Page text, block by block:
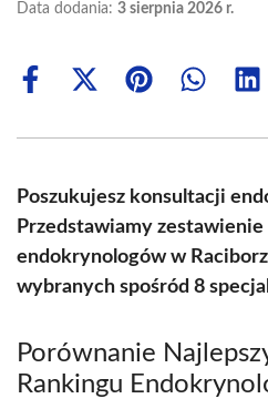
Data dodania: 3 sierpnia 2026 r.
Share
Share
(Twitter)
Share Share
Poszukujesz konsultacji
Przedstawiamy zestawienie
endokrynologów w
wybranych spośród 8
Porównanie
Rankingu